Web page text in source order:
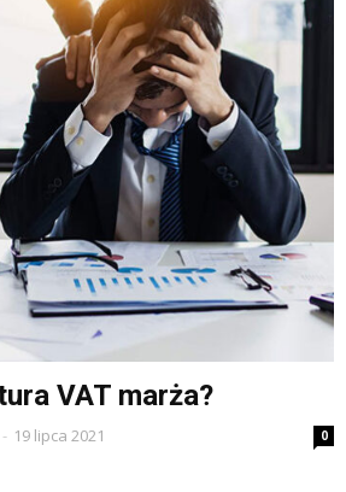
VAT marża?
- 19 lipca 2021 0